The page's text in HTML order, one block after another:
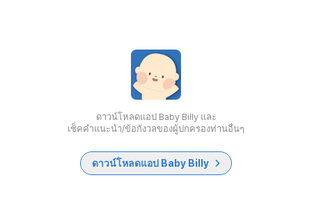
ดาวน์โหลดแอป Baby Billy และ
เช็คคำแนะนำ/ข้อกังวลของผู้ปกครองท่านอื่นๆ
ดาวน์โหลดแอป Baby Billy